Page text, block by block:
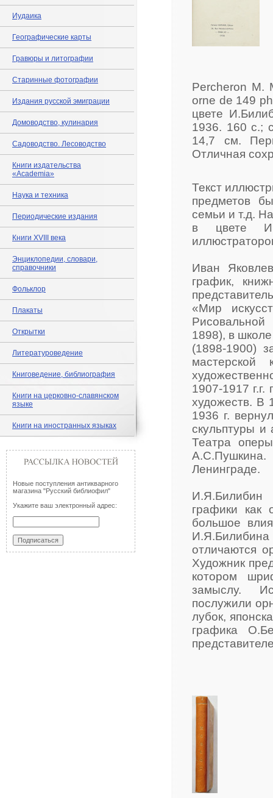
Иудаика
Географические карты
Гравюры и литографии
Старинные фотографии
Издания русской эмиграции
Домоводство, кулинария
Садоводство. Лесоводство
Книги издательства
«Academia»
Наука и техника
Периодические издания
Книги XVIII века
Энциклопедии, словари,
справочники
Фольклор
Плакаты
Открытки
Литературоведение
Книговедение, библиография
Книги на церковно-славянском
языке
Книги на иностранных языках
Новые поступления антикварного
магазина "Русский библиофил"
Укажите ваш электронный адрес:
Percheron M.
orne de 149
цвете
1936. 160 с.;
14,7 см.
Отличная
Текст
предметов
семьи и т.д.
в цвете
Иван
график,
«Мир
1898), в
(1898-1900)
1907-1917
художеств. В
1936 г.
скульптуры и
Театра
А.С.Пушкина.
Ленинграде.
И.Я.Билибин
графики как
большое
И.Я.Билибина
отличаются
Художник
котором
замыслу.
послужили
лубок,
графика